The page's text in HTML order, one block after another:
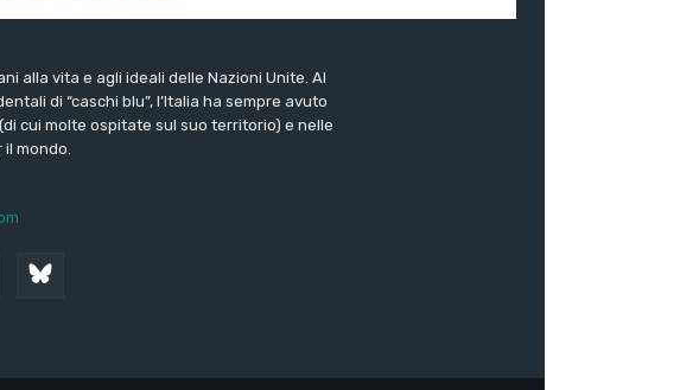
alla vita e agli ideali delle Nazioni Unite. Al
di “caschi blu”, l’Italia ha sempre avuto
cui molte ospitate sul suo territorio) e nelle
mondo.